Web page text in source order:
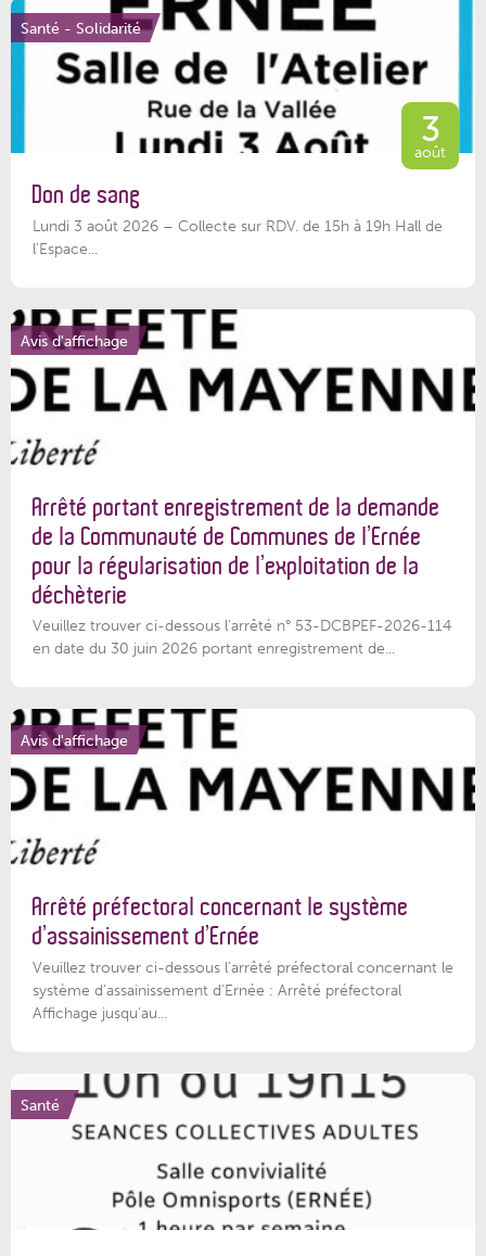
Santé - Solidarité
3
août
Don de sang
Lundi 3 août 2026 – Collecte sur RDV. de 15h à 19h Hall de
l'Espace...
Avis d'affichage
Arrêté portant enregistrement de la demande
de la Communauté de Communes de l’Ernée
pour la régularisation de l’exploitation de la
déchèterie
Veuillez trouver ci-dessous l'arrêté n° 53-DCBPEF-2026-114
en date du 30 juin 2026 portant enregistrement de...
Avis d'affichage
Arrêté préfectoral concernant le système
d’assainissement d’Ernée
Veuillez trouver ci-dessous l’arrêté préfectoral concernant le
système d'assainissement d'Ernée : Arrêté préfectoral
Affichage jusqu'au...
Santé